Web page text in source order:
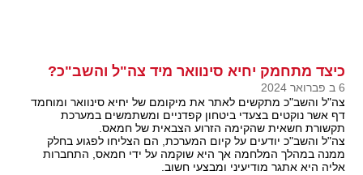
כיצד מתחמק יחיא סינוואר מיד צה"ל והשב"כ?
6 ב פברואר 2024
צה"ל והשב"כ מתקשים לאתר את מיקומם של יחיא סינוואר ומוחמד
דף אשר נוקטים בצעדי ביטחון קפדניים ומשתמשים במערכת
תקשורת חשאית שהקימה הזרוע הצבאית של חמאס.
צה"ל והשב"כ יודעים על קיום המערכת, הם הצליחו לפגוע בחלק
ממנה במהלך המלחמה אך היא שוקמה על ידי חמאס, התחברות
אליה היא אתגר מודיעיני ומבצעי חשוב.